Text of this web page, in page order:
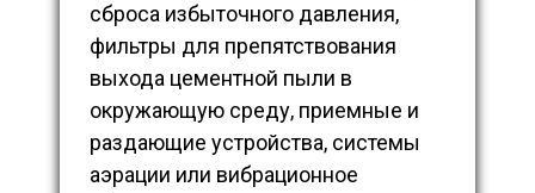
сброса избыточного давления,
фильтры для препятствования
выхода цементной пыли в
окружающую среду, приемные и
раздающие устройства, системы
аэрации или вибрационное